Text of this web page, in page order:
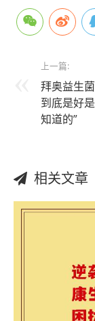
上一篇:
拜奥益生
到底是好
知道的”
相关文章